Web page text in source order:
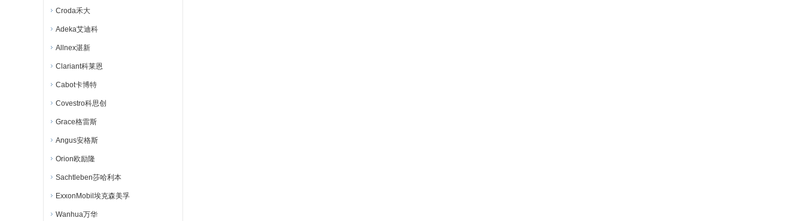
Croda禾大
Adeka艾迪科
Allnex湛新
Clariant科莱恩
Cabot卡博特
Covestro科思创
Grace格雷斯
Angus安格斯
Orion欧励隆
Sachtleben莎哈利本
ExxonMobil埃克森美孚
Wanhua万华